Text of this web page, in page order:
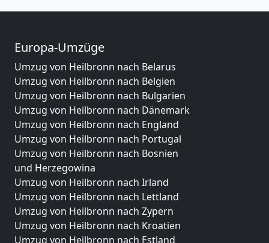
Europa-Umzüge
Umzug von Heilbronn nach Belarus
Umzug von Heilbronn nach Belgien
Umzug von Heilbronn nach Bulgarien
Umzug von Heilbronn nach Dänemark
Umzug von Heilbronn nach England
Umzug von Heilbronn nach Portugal
Umzug von Heilbronn nach Bosnien
und Herzegowina
Umzug von Heilbronn nach Irland
Umzug von Heilbronn nach Lettland
Umzug von Heilbronn nach Zypern
Umzug von Heilbronn nach Kroatien
Umzug von Heilbronn nach Estland